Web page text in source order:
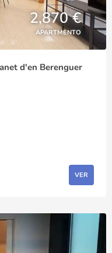
2,870 €
APARTMENTO
d'en Berenguer
VER